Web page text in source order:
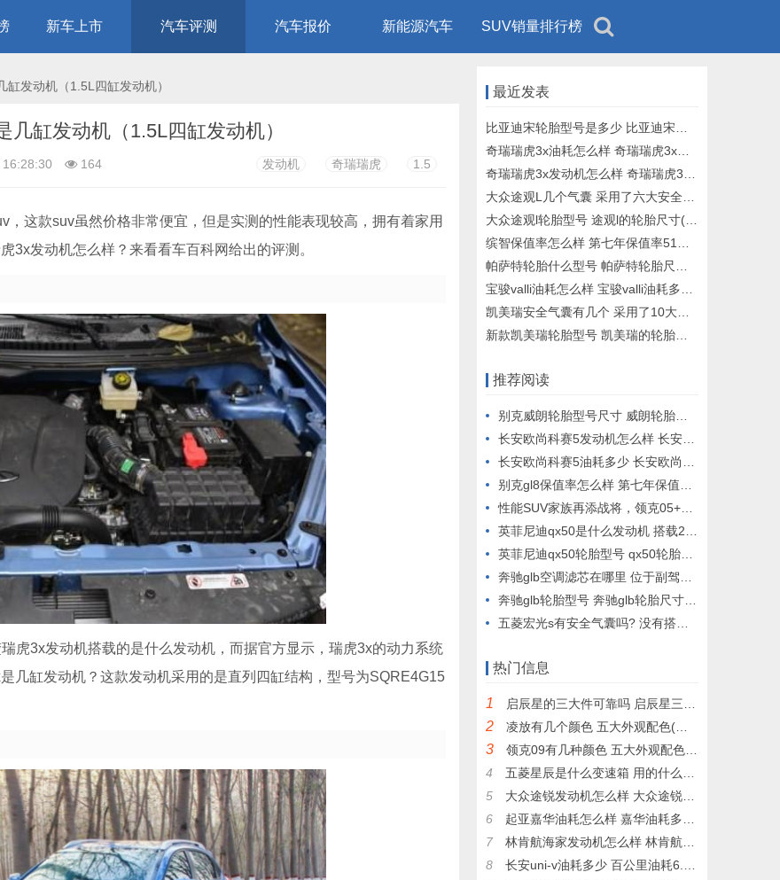
新车上市 汽车评测 汽车报价 新能源汽车 SUV销量排行榜
汽车视频 汽车技术
发动机（1.5L四缸发动机）
缸发动机（1.5L四缸发动机）
164 发动机 奇瑞瑞虎 1.5
这款suv虽然价格非常便宜，但是实测的性能表现较高，拥有着家用
3x发动机怎么样？来看看车百科网给出的评测。
虎3x发动机搭载的是什么发动机，而据官方显示，瑞虎3x的动力系统
几缸发动机？这款发动机采用的是直列四缸结构，型号为SQRE4G15
最近发表
推荐阅读
别克威朗轮胎型号尺寸 威朗轮胎型号多少(205/55 r16)
长安欧尚科赛5发动机怎么样 长安欧尚科赛5是几缸发动机（1.6L四缸自吸发动机）
长安欧尚科赛5油耗多少 长安欧尚科赛5油耗多少多少钱一公里（约6-7毛）
别克gl8保值率怎么样 第七年保值率48%
性能SUV家族再添战将，领克05+黑色版正式发布
英菲尼迪qx50是什么发动机 搭载2.0T四缸发动机
英菲尼迪qx50轮胎型号 qx50轮胎型号尺寸(255/45 r20)
奔驰glb空调滤芯在哪里 位于副驾驶手套箱后面
奔驰glb轮胎型号 奔驰glb轮胎尺寸多少(235/55 r18)
五菱宏光s有安全气囊吗? 没有搭载安全气囊
热门信息
1 启辰星的三大件可靠吗 启辰星三大件怎么样(配置性能出色)
2 凌放有几个颜色 五大外观配色(铂金白最好看)
3
领克09有几种颜色 五大外观配色(白色最好看)
4
五菱星辰是什么变速箱 用的什么变速箱(两大变速箱类型)
5
大众途锐发动机怎么样 大众途锐发动机型号是什么（DNE和DCB）
6
起亚嘉华油耗怎么样 嘉华油耗多少钱一公里（约6毛）
7
林肯航海家发动机怎么样 林肯航海家发动机型号（CAF488WQB6和GTDIQ8）
8
长安uni-v油耗多少 百公里油耗6.2L(油耗一公里4毛钱)